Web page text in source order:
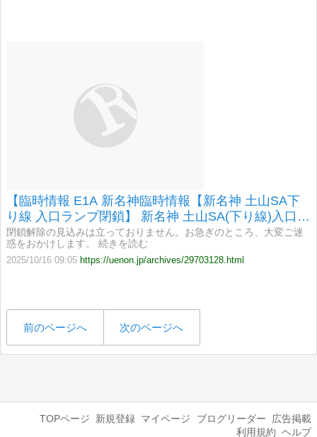
【臨時情報 E1A 新名神臨時情報【新名神 土山SA下
り線 入口ランプ閉鎖】 新名神 土山SA(下り線)入口ラ
ンプについては、事故により閉鎖】
閉鎖解除の見込みは立っておりません。お急ぎのところ、大変ご迷
惑をおかけします。 続きを読む
2025/10/16 09:05 https://uenon.jp/archives/29703128.html
前のページへ 次のページへ
TOPページ 新規登録 マイページ ブログリーダー
広告掲載
利用規約 ヘルプ